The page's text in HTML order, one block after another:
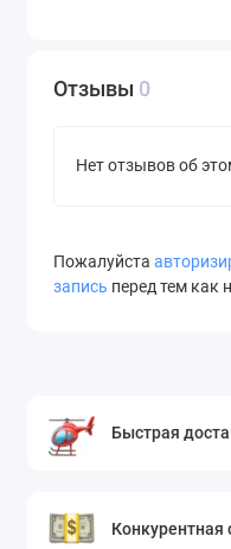
Отзывы 0
Нет отзывов об
Пожалуйста
запись перед тем как
Быстрая
Конкурентная